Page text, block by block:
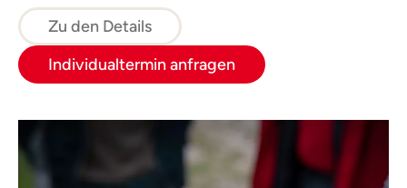
Grundstoff für mancherlei wichtige
Hilfsmittel in Haus und Hof.
Zu den Details
Individualtermin anfragen